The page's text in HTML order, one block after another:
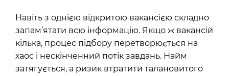
Навіть з однією відкритою вакансією складно
запам’ятати всю інформацію. Якщо ж вакансій
кілька, процес підбору перетворюється на
хаос і нескінченний потік завдань. Найм
затягується, а ризик втратити талановитого